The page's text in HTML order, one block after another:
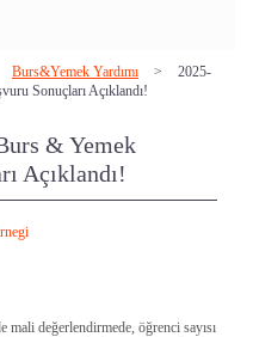
Burs&Yemek Yardımı >
2025-
Sonuçları Açıklandı!
& Yemek
Açıklandı!
değerlendirmede, öğrenci sayısı